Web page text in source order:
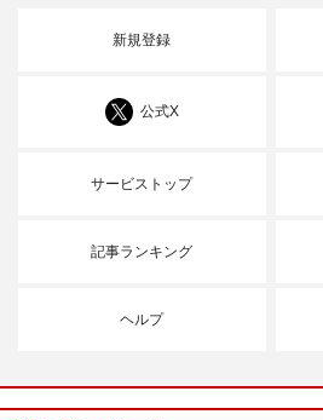
新規登録
公式X
サービストップ
記事ランキング
ヘルプ